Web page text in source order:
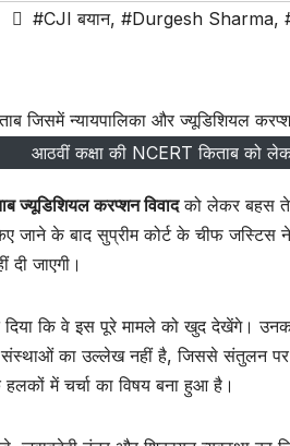
#CJI बयान, #Durgesh Sharma,
आठवीं कक्षा की NCERT किताब को
ज्यूडिशियल करप्शन विवादको लेकर बहस
जाने के बाद सुप्रीम कोर्ट के चीफ
जाएगी।
कि वे इस पूरे मामले को खुद देखेंगे। उनका
संस्थाओं का उल्लेख नहीं है, जिससे संतुलन
में चर्चा का विषय बना हुआ है।